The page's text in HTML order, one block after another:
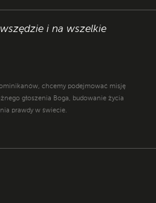
i na wszelkie
chcemy podejmować misję
głoszenia Boga, budowanie życia
prawdy w świecie.